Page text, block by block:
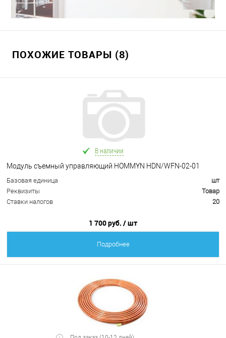
ПОХОЖИЕ ТОВАРЫ (8)
В наличии
Модуль съемный управляющий HOMMYN HDN/WFN-02-01
Базовая единица
шт
Реквизиты
Товар
Ставки налогов
20
1 700 руб. / шт
Подробнее